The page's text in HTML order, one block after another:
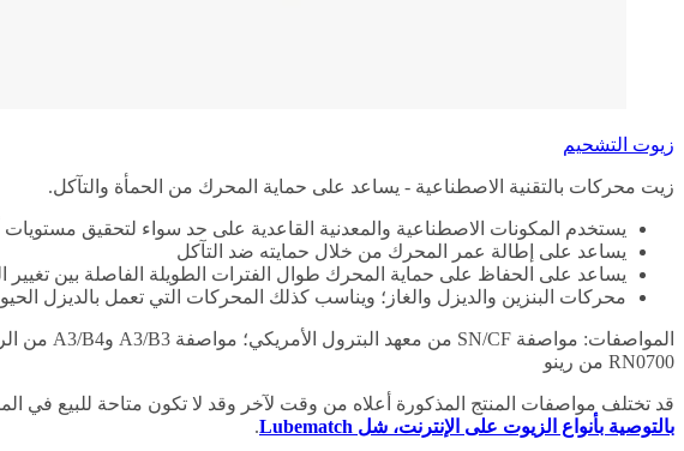
زيوت التشحيم
زيت محركات بالتقنية الاصطناعية - يساعد على حماية المحرك من الحمأة والتآكل.
يستخدم المكونات الاصطناعية والمعدنية القاعدية على حد سواء لتحقيق
يساعد على إطالة عمر المحرك من خلال حمايته ضد التآكل
يساعد على الحفاظ على حماية المحرك طوال الفترات الطويلة الفاصلة بين تغيير
محركات البنزين والديزل والغاز؛ ويناسب كذلك المحركات التي تعمل بالديزل
RN0700 من رينو
قد تختلف مواصفات المنتج المذكورة أعلاه من وقت لآخر وقد لا تكون متاحة للبيع
بالتوصية بأنواع الزيوت على الإنترنت، شل Lubematch
.